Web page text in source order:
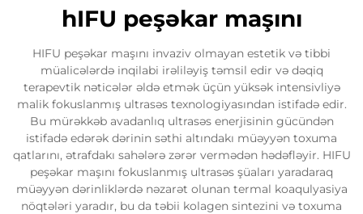
hIFU peşəkar maşını
HIFU peşəkar maşını invaziv olmayan estetik və tibbi
müalicələrdə inqilabi irəliləyiş təmsil edir və dəqiq
terapevtik nəticələr əldə etmək üçün yüksək intensivliyə
malik fokuslanmış ultrasəs texnologiyasından istifadə edir.
Bu mürəkkəb avadanlıq ultrasəs enerjisinin gücündən
istifadə edərək dərinin səthi altındakı müəyyən toxuma
qatlarını, ətrafdakı sahələrə zərər vermədən hədəfləyir. HIFU
peşəkar maşını fokuslanmış ultrasəs şüaları yaradaraq
müəyyən dərinliklərdə nəzarət olunan termal koaqulyasiya
nöqtələri yaradır, bu da təbii kolagen sintezini və toxuma